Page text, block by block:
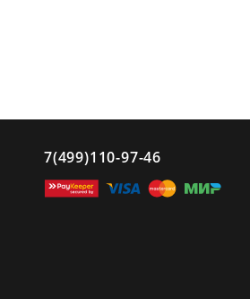
7(499)110-97-46